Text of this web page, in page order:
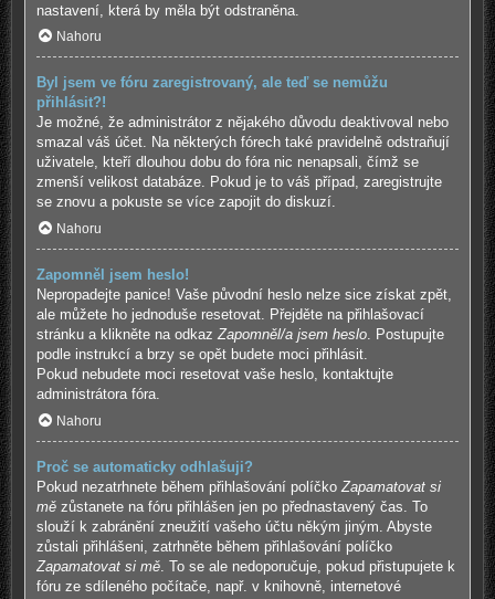
nastavení, která by měla být odstraněna.
Nahoru
Byl jsem ve fóru zaregistrovaný, ale teď se nemůžu
přihlásit?!
Je možné, že administrátor z nějakého důvodu deaktivoval nebo
smazal váš účet. Na některých fórech také pravidelně odstraňují
uživatele, kteří dlouhou dobu do fóra nic nenapsali, čímž se
zmenší velikost databáze. Pokud je to váš případ, zaregistrujte
se znovu a pokuste se více zapojit do diskuzí.
Nahoru
Zapomněl jsem heslo!
Nepropadejte panice! Vaše původní heslo nelze sice získat zpět,
ale můžete ho jednoduše resetovat. Přejděte na přihlašovací
stránku a klikněte na odkazZapomněl/a jsem heslo. Postupujte
podle instrukcí a brzy se opět budete moci přihlásit.
Pokud nebudete moci resetovat vaše heslo, kontaktujte
administrátora fóra.
Nahoru
Proč se automaticky odhlašuji?
Pokud nezatrhnete během přihlašování políčko Zapamatovat si
mězůstanete na fóru přihlášen jen po přednastavený čas. To
slouží k zabránění zneužití vašeho účtu někým jiným. Abyste
zůstali přihlášeni, zatrhněte během přihlašování políčko
Zapamatovat si mě. To se ale nedoporučuje, pokud přistupujete k
fóru ze sdíleného počítače, např. v knihovně, internetové